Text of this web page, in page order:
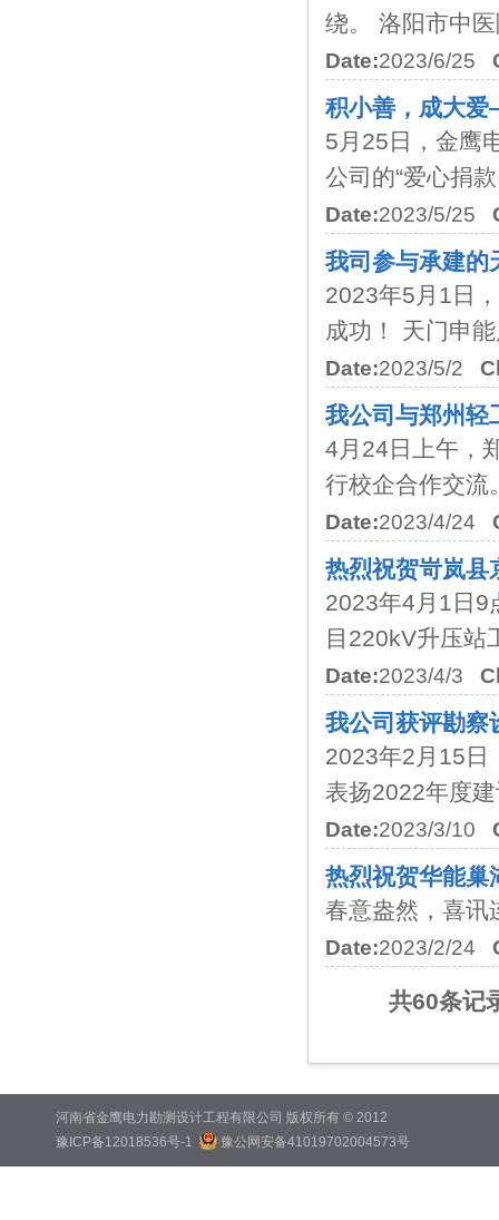
绕。 洛阳市中
Date:2023/6/25
积小善，成大
5月25日，金鹰
公司的“爱心捐
Date:2023/5/25
我司参与承建的
2023年5月1日
成功！ 天门申
Date:2023/5/2
我公司与郑州轻
4月24日上午，
行校企合作交流
Date:2023/4/24
热烈祝贺岢岚县
2023年4月1日9
目220kV升压站
Date:2023/4/3
我公司获评勘察
2023年2月15日
表扬2022年度
Date:2023/3/10
热烈祝贺华能巢
春意盎然，喜讯
Date:2023/2/24
共60条记
河南省金鹰电力勘测设计工程有限公司 版权所有 © 2012
豫ICP备12018536号-1
豫公网安备41019702004573号